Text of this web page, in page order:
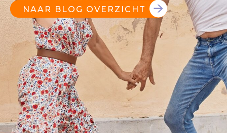
NAAR BLOG OVERZICHT